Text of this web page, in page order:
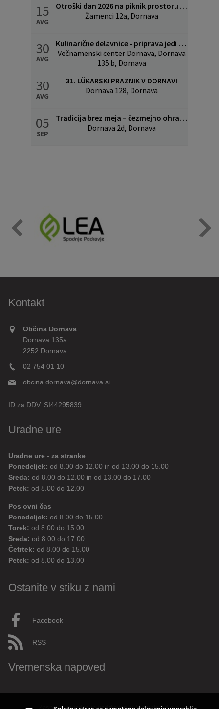
15
AVG
Otroški dan 2026 na piknik prostoru v Žamencih
Žamenci 12a, Dornava
30
AVG
Kulinarične delavnice - priprava jedi povezanih z lükom
Večnamenski center Dornava, Dornava
135 b, Dornava
30
AVG
31. LÜKARSKI PRAZNIK V DORNAVI
Dornava 128, Dornava
05
SEP
Tradicija brez meja – čezmejno ohranjanje kulinarične in kulturne dediščine
Dornava 2d, Dornava
Kontakt
Občina Dornava
Dornava 135a
2252 Dornava
02 754 01 10
obcina.dornava@dornava.si
ID za DDV: SI44295839
Uradne ure
Uradne ure - za stranke
Ponedeljek: od 8.00 do 12.00 in od 13.00 do 15.00
Sreda: od 8.00 do 12.00 in od 13.00 do 17.00
Petek: od 8.00 do 12.00
Poslovni čas
Ponedeljek: od 8.00 do 15.00
Torek: od 8.00 do 15.00
Sreda: od 8.00 do 17.00
Četrtek: od 8.00 do 15.00
Petek: od 8.00 do 13.00
Ostanite v stiku z nami
Facebook
RSS
Vremenska napoved
Zasnova, izvedba in vzdrževanje: Sigmateh d.o.o.